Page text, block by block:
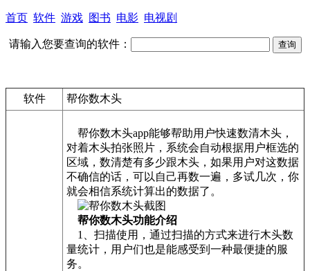
首页 软件 游戏 图书 电影 电视剧
请输入您要查询的软件：
软件 帮你数木头
帮你数木头app能够帮助用户快速数清木头，
对着木头拍张照片，系统会自动根据用户框选的
区域，数清楚有多少跟木头，如果用户对这数据
不确信的话，可以自己再数一遍，多试几次，你
就会相信系统计算出的数据了。
帮你数木头功能介绍
1、扫描使用，通过扫描的方式来进行木头数
量统计，用户们也是能感受到一种最便捷的服
务。